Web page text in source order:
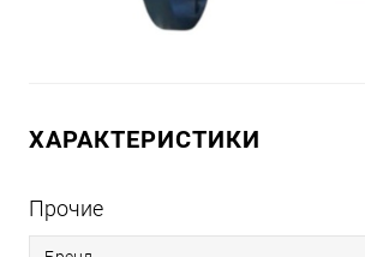
ХАРАКТЕРИСТИКИ
Прочие